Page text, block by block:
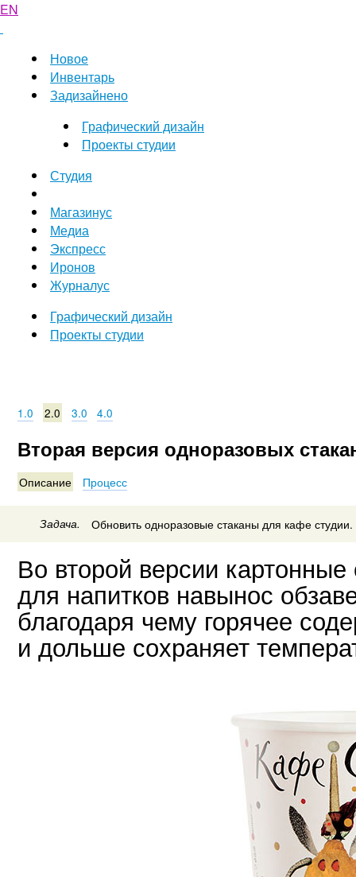
EN
Новое
Инвентарь
Задизайнено
Графический дизайн
Проекты студии
Студия
Магазинус
Медиа
Экспресс
Иронов
Журналус
Графический дизайн
Проекты студии
1.0 2.0 3.0 4.0
Вторая версия одноразовых
Описание Процесс
Задача. Обновить одноразовые стаканы для кафе студии.
Во второй версии
для напитков навынос
благодаря чему горячее
и дольше сохраняет